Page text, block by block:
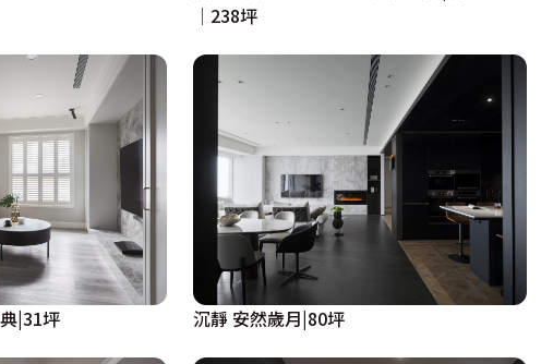
│238坪
|31坪 沉靜 安然歲月|80坪